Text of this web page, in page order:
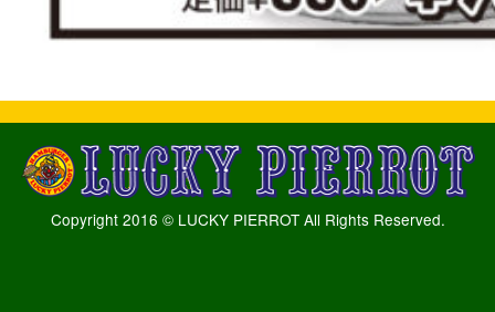
Copyright 2016 © LUCKY PIERROT All Rights Reserved.